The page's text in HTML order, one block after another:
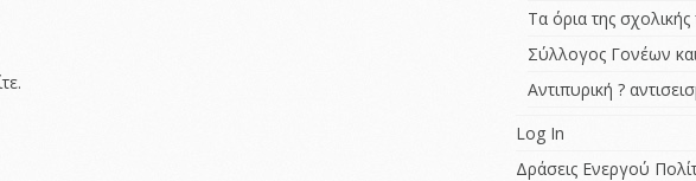
.
Τα όρια της σχολικής
Σύλλογος Γονέων
Αντιπυρική ?
Log In
Δράσεις Ενεργού